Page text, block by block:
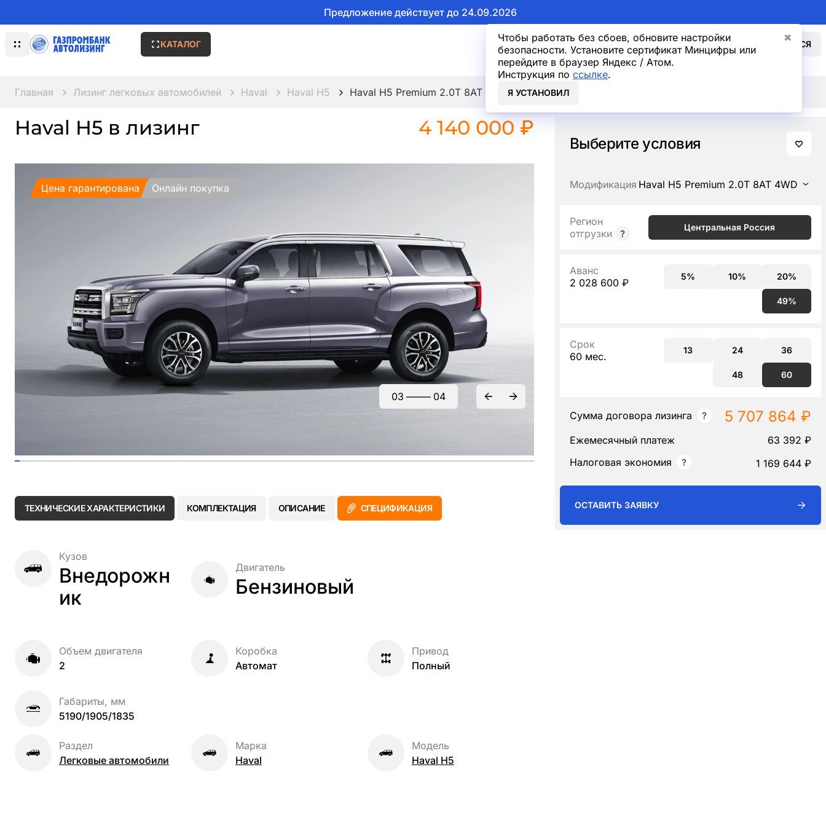
Чтобы работать без сбоев, обновите настройки
безопасности. Установите сертификат Минцифры или
перейдите в браузер Яндекс / Атом.
Инструкция по ссылке.
Я УСТАНОВИЛ
✖
Предложение действует до 24.09.2026
КАТАЛОГ ВОЙТИ СВЯЗАТЬСЯ
Главная Лизинг легковых автомобилей Haval Haval H5 Haval H5 Premium 2.0T 8AT 4WD
Haval H5 в лизинг 4 140 000 ₽
Цена гарантирована Онлайн покупка
03 —–— 04
ТЕХНИЧЕСКИЕ ХАРАКТЕРИСТИКИ КОМПЛЕКТАЦИЯ ОПИСАНИЕ СПЕЦИФИКАЦИЯ
Кузов
Внедорожн
ик
Двигатель
Бензиновый
Объем двигателя
2
Коробка
Автомат
Привод
Полный
Габариты, мм
5190/1905/1835
Раздел
Легковые автомобили
Марка
Haval
Модель
Haval H5
Выберите условия
Модификация Haval H5 Premium 2.0T 8AT 4WD
Регион
отгрузки
Центральная Россия
Аванс
2 028 600 ₽
5% 10% 20%
49%
Срок
60 мес.
13 24 36
48 60
Сумма договора лизинга 5 707 864 ₽
Ежемесячный платеж
63 392 ₽
Налоговая экономия
1 169 644 ₽
ОСТАВИТЬ ЗАЯВКУ